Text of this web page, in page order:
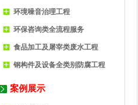
环境噪音治理工程
环保咨询类全流程服务
食品加工及屠宰类废水工程
钢构件及设备全类别防腐工程
案例展示